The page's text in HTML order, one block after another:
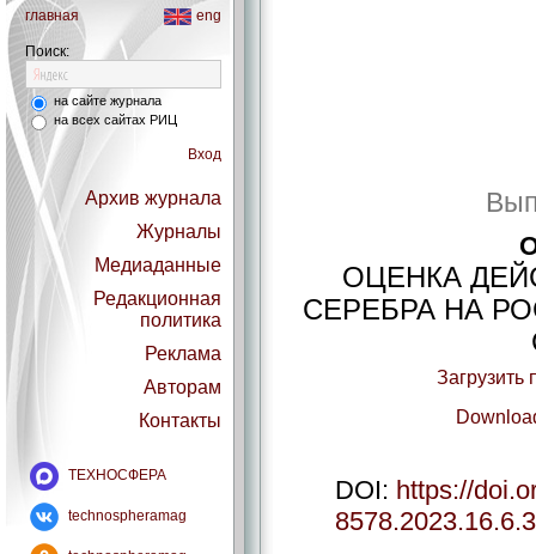
главная eng
Поиск:
на сайте журнала
на всех сайтах РИЦ
Вход
Архив журнала
Журналы
Медиаданные
Редакционная
политика
Реклама
Авторам
Контакты
ТЕХНОСФЕРА
technospheramag
ОЦЕНКА
СЕРЕБРА НА
DOI: https://